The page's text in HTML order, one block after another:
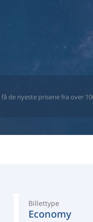
de nyeste prisene fra over
Billettype
Economy